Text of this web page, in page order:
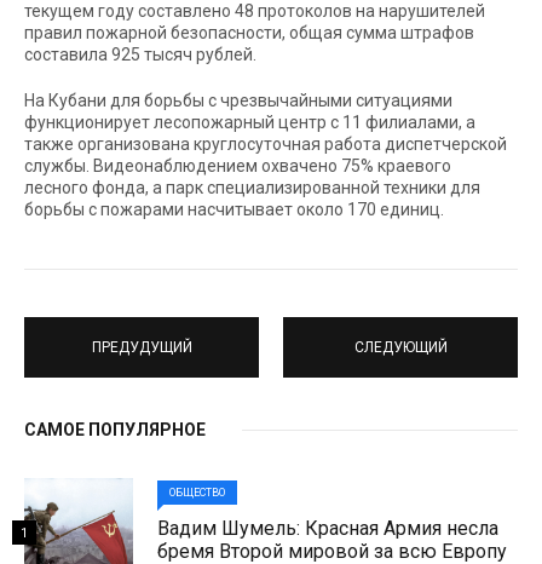
текущем году составлено 48 протоколов на нарушителей
правил пожарной безопасности, общая сумма штрафов
составила 925 тысяч рублей.
На Кубани для борьбы с чрезвычайными ситуациями
функционирует лесопожарный центр с 11 филиалами, а
также организована круглосуточная работа диспетчерской
службы. Видеонаблюдением охвачено 75% краевого
лесного фонда, а парк специализированной техники для
борьбы с пожарами насчитывает около 170 единиц.
ПРЕДУДУЩИЙ СЛЕДУЮЩИЙ
САМОЕ ПОПУЛЯРНОЕ
ОБЩЕСТВО
Вадим Шумель: Красная Армия несла
бремя Второй мировой за всю Европу
1